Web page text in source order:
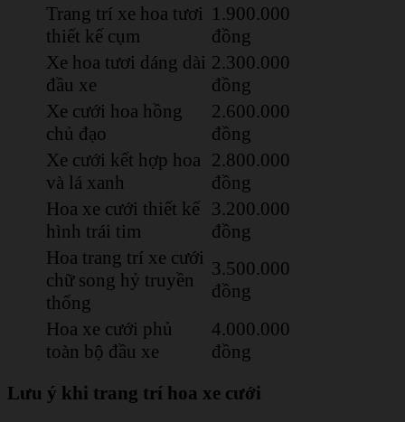
Trang trí xe hoa tươi
thiết kế cụm
1.900.000
đồng
Xe hoa tươi dáng dài
đầu xe
2.300.000
đồng
Xe cưới hoa hồng
chủ đạo
2.600.000
đồng
Xe cưới kết hợp hoa
và lá xanh
2.800.000
đồng
Hoa xe cưới thiết kế
hình trái tim
3.200.000
đồng
Hoa trang trí xe cưới
chữ song hỷ truyền
thống
3.500.000
đồng
Hoa xe cưới phủ
toàn bộ đầu xe
4.000.000
đồng
Lưu ý khi trang trí hoa xe cưới